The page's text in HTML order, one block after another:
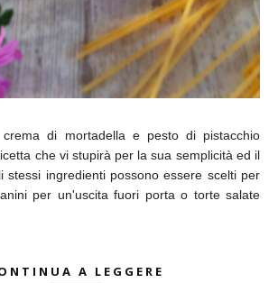
di mortadella e pesto di pistacchio
che vi stupirà per la sua semplicità ed il
stessi ingredienti possono essere scelti per
per un'uscita fuori porta o torte salate
A LEGGERE